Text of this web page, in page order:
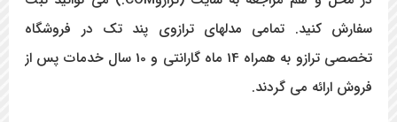
سفارش کنید. تمامی مدلهای ترازوی پند تک در فروشگاه
تخصصی ترازو به همراه 14 ماه گارانتی و 10 سال خدمات پس از
فروش ارائه می گردند.